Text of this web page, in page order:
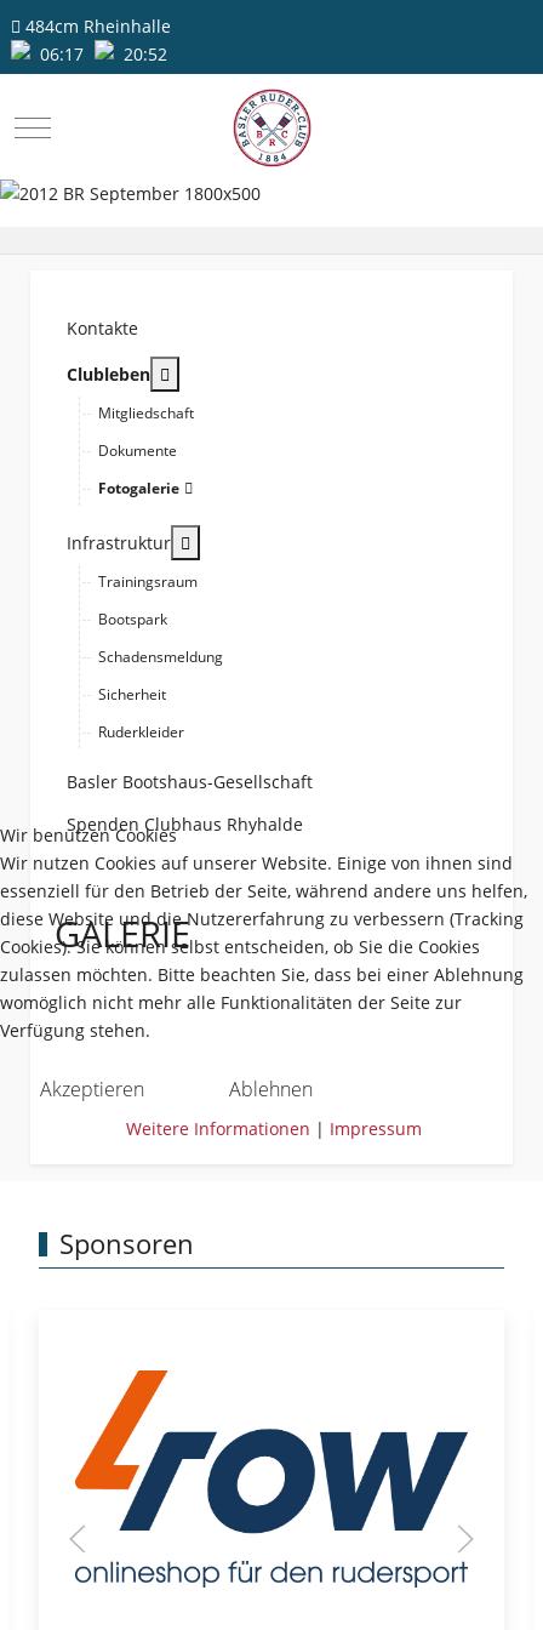
484cm Rheinhalle
06:17
20:52
Mobile Menu Toggle
Kontakte
Clubleben
Mitgliedschaft
Dokumente
Fotogalerie
Infrastruktur
Trainingsraum
Bootspark
Schadensmeldung
Sicherheit
Ruderkleider
Basler Bootshaus-Gesellschaft
Spenden Clubhaus Rhyhalde
GALERIE
Sponsoren
Wir benutzen Cookies
Wir nutzen Cookies auf unserer Website. Einige von ihnen sind
essenziell für den Betrieb der Seite, während andere uns helfen,
diese Website und die Nutzererfahrung zu verbessern (Tracking
Cookies). Sie können selbst entscheiden, ob Sie die Cookies
zulassen möchten. Bitte beachten Sie, dass bei einer Ablehnung
womöglich nicht mehr alle Funktionalitäten der Seite zur
Verfügung stehen.
Akzeptieren Ablehnen
Weitere Informationen | Impressum